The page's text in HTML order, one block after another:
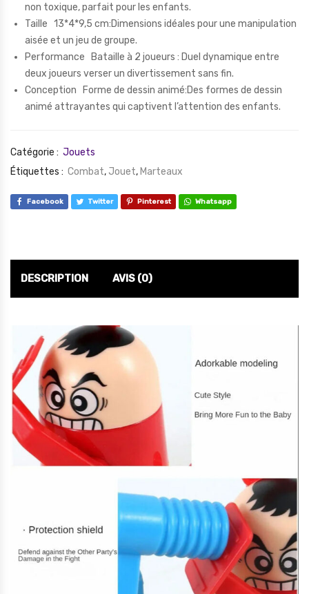
non toxique, parfait pour les enfants.
Taille 13*4*9,5 cm:Dimensions idéales pour une manipulation
aisée et un jeu de groupe.
Performance Bataille à 2 joueurs : Duel dynamique entre
deux joueurs verser un divertissement sans fin.
Conception Forme de dessin animé:Des formes de dessin
animé attrayantes qui captivent l’attention des enfants.
Catégorie : Jouets
Étiquettes : Combat, Jouet, Marteaux
Facebook Twitter Pinterest Whatsapp
DESCRIPTION AVIS (0)